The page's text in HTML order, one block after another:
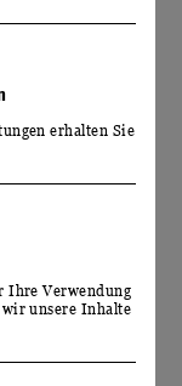
inkl. Zahlen,
gern zur
erhalten Sie
Ihre Verwendung
wir unsere Inhalte